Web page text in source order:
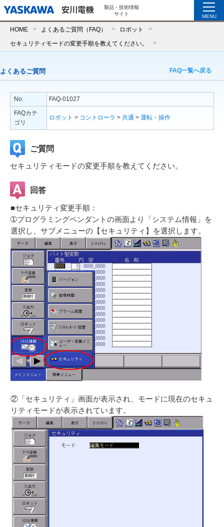
製品・技術情報
サイト
MENU
HOME よくあるご質問（FAQ） ロボット
セキュリティモードの変更手順を教えてください。
よくあるご質問 FAQ一覧へ戻る
No.
FAQ-01027
FAQカテ
ゴリ
ロボット > コントローラ > 共通 > 運転・操作
ご質問
セキュリティモードの変更手順を教えてください。
回答
■セキュリティ変更手順：
➀プログラミングペンダントの画面より「システム情報」を
選択し、サブメニューの【セキュリティ】を選択します。
②「セキュリティ」画面が表示され、モードに現在のセキュ
リティモードが表示されています。